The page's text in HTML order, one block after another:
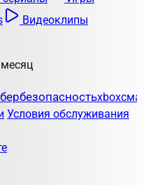
Видеоклипы
xbox
Условия обслуживания